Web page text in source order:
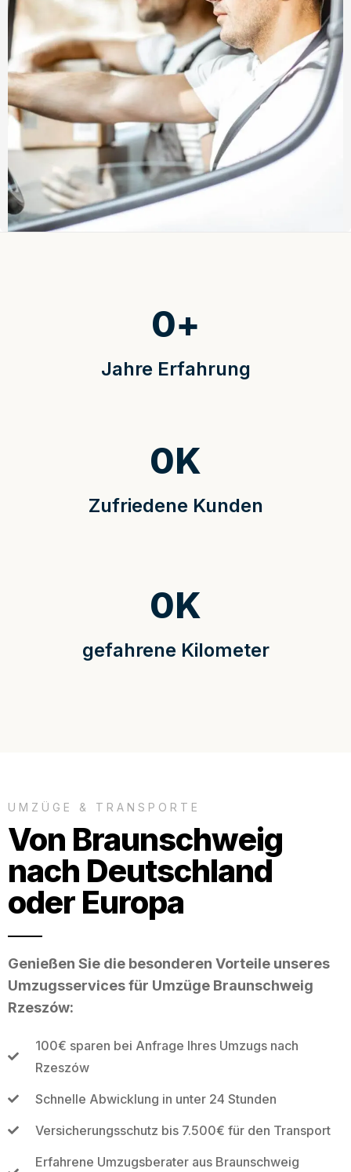
Jahre Erfahrung
0+
Zufriedene Kunden
0K
gefahrene Kilometer
0K
UMZÜGE & TRANSPORTE
Von Braunschweig
nach Deutschland
oder Europa
Genießen Sie die besonderen Vorteile unseres
Umzugsservices für Umzüge Braunschweig
Rzeszów:
100€ sparen bei Anfrage Ihres Umzugs nach
Rzeszów
Schnelle Abwicklung in unter 24 Stunden
Versicherungsschutz bis 7.500€ für den Transport
Erfahrene Umzugsberater aus Braunschweig